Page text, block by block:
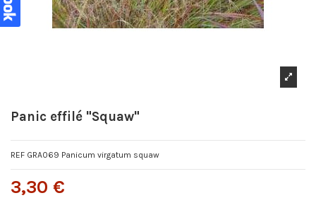
Panic effilé "Squaw"
REF GRA069 Panicum virgatum squaw
3,30 €